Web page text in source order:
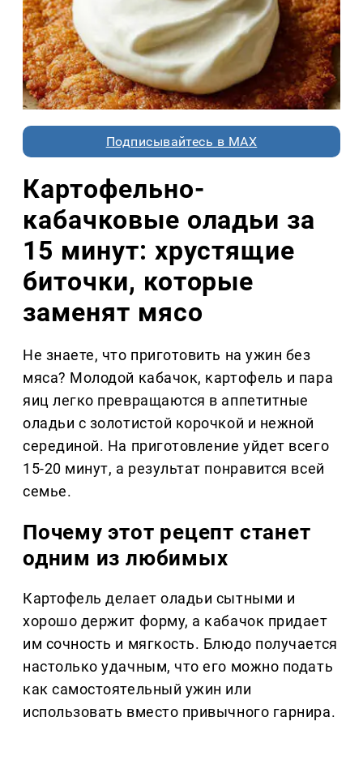
Подписывайтесь в MAX
Картофельно-
кабачковые оладьи за
15 минут: хрустящие
биточки, которые
заменят мясо
Не знаете, что приготовить на ужин без
мяса? Молодой кабачок, картофель и пара
яиц легко превращаются в аппетитные
оладьи с золотистой корочкой и нежной
серединой. На приготовление уйдет всего
15-20 минут, а результат понравится всей
семье.
Почему этот рецепт станет
одним из любимых
Картофель делает оладьи сытными и
хорошо держит форму, а кабачок придает
им сочность и мягкость. Блюдо получается
настолько удачным, что его можно подать
как самостоятельный ужин или
использовать вместо привычного гарнира.